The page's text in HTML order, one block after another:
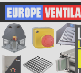
ACCUEIL
HOTTES
MOTEURS